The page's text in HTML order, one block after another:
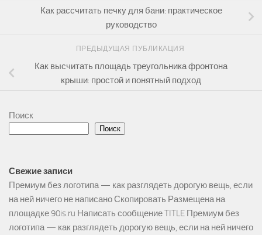
Как рассчитать печку для бани: практическое
руководство
ПРЕДЫДУЩАЯ ПУБЛИКАЦИЯ
Как высчитать площадь треугольника фронтона
крыши: простой и понятный подход
Поиск
Поиск
Свежие записи
Премиум без логотипа — как разглядеть дорогую вещь, если
на ней ничего не написано Скопировать Размещена на
площадке 90is.ru Написать сообщение TITLE Премиум без
логотипа — как разглядеть дорогую вещь, если на ней ничего